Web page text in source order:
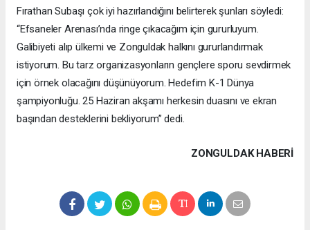
Fırathan Subaşı çok iyi hazırlandığını belirterek şunları söyledi:
“Efsaneler Arenası’nda ringe çıkacağım için gururluyum.
Galibiyeti alıp ülkemi ve Zonguldak halkını gururlandırmak
istiyorum. Bu tarz organizasyonların gençlere sporu sevdirmek
için örnek olacağını düşünüyorum. Hedefim K-1 Dünya
şampiyonluğu. 25 Haziran akşamı herkesin duasını ve ekran
başından desteklerini bekliyorum” dedi.
ZONGULDAK HABERİ